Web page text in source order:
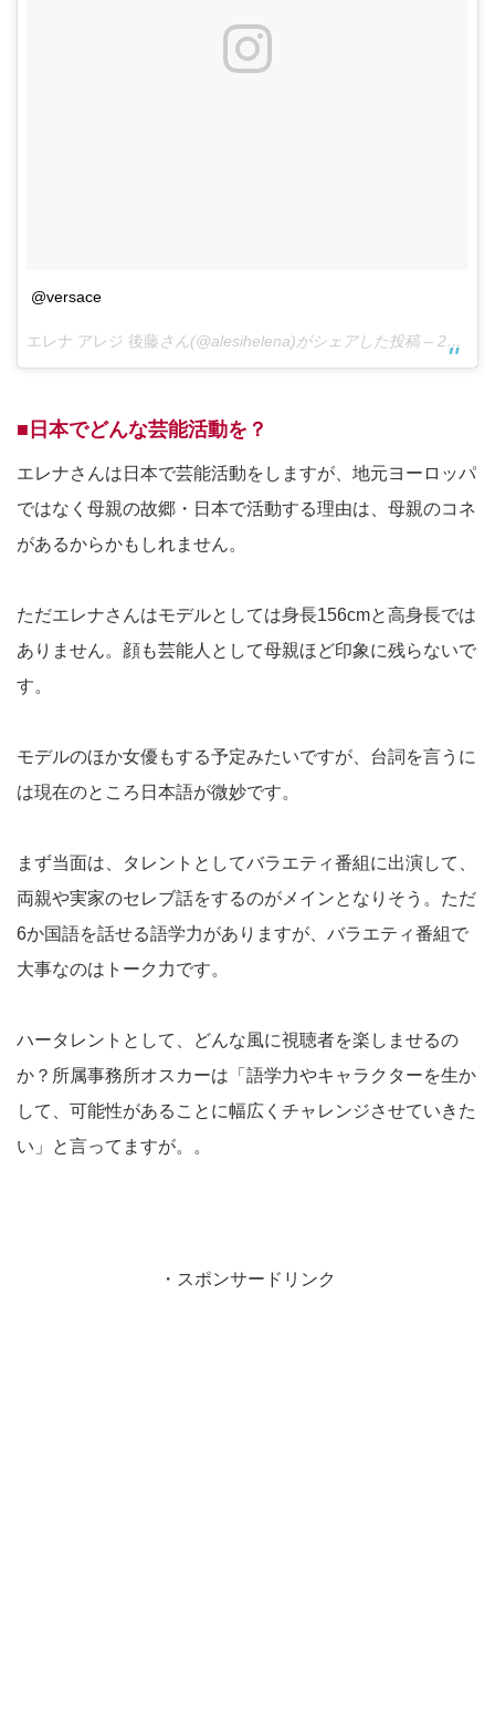
@versace
エレナ アレジ 後藤さん(@alesihelena)がシェアした投稿 – 2018年 7月月3日午前4時02分PDT
■日本でどんな芸能活動を？
エレナさんは日本で芸能活動をしますが、地元ヨーロッパ
ではなく母親の故郷・日本で活動する理由は、母親のコネ
があるからかもしれません。
ただエレナさんはモデルとしては身長156cmと高身長では
ありません。顔も芸能人として母親ほど印象に残らないで
す。
モデルのほか女優もする予定みたいですが、台詞を言うに
は現在のところ日本語が微妙です。
まず当面は、タレントとしてバラエティ番組に出演して、
両親や実家のセレブ話をするのがメインとなりそう。ただ
6か国語を話せる語学力がありますが、バラエティ番組で
大事なのはトーク力です。
ハータレントとして、どんな風に視聴者を楽しませるの
か？所属事務所オスカーは「語学力やキャラクターを生か
して、可能性があることに幅広くチャレンジさせていきた
い」と言ってますが。。
・スポンサードリンク